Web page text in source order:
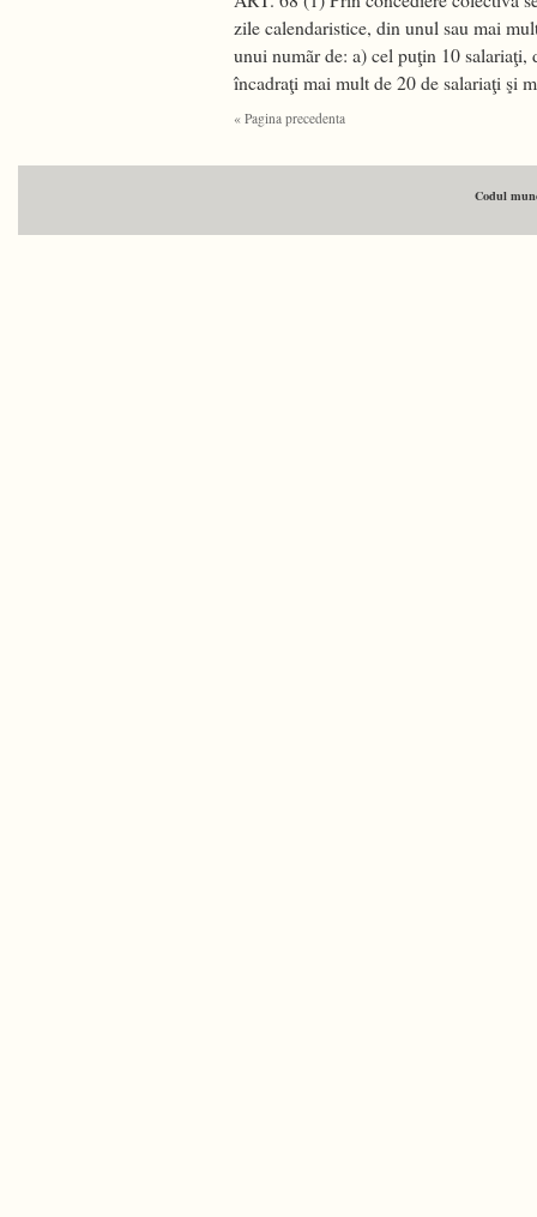
zile calendaristice, din unul sau mai
unui numãr de: a) cel puţin 10 salariaţi,
încadraţi mai mult de 20 de salariaţi şi
« Pagina precedenta
Codul